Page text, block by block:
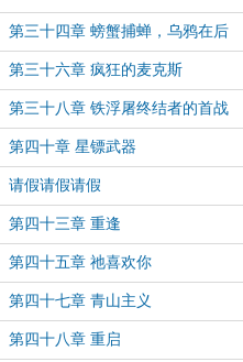
第三十四章 螃蟹捕蝉，乌鸦在后
第三十六章 疯狂的麦克斯
第三十八章 铁浮屠终结者的首战
第四十章 星镖武器
请假请假请假
第四十三章 重逢
第四十五章 祂喜欢你
第四十七章 青山主义
第四十八章 重启